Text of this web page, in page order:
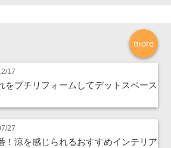
more
17
をプチリフォームしてデットスペース
27
！涼を感じられるおすすめインテリア